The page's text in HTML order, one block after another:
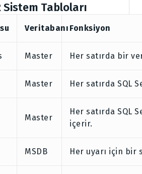
Sistem Tabloları
Veritabanı Fonksiyon
Master Her satırda bir
Master Her satırda SQL
Master
Her satırda SQL
içerir.
MSDB Her uyarı için bir